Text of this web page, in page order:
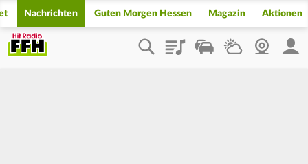
Nachrichten Guten Morgen Hessen Magazin Aktionen
PlaylistStaupilotWetterWebcam